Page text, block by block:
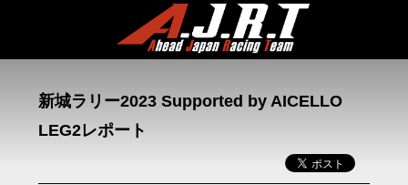
新城ラリー2023 Supported by AICELLO
LEG2レポート